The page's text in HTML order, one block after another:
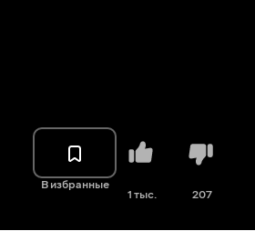
В избранные
1 тыс. 207